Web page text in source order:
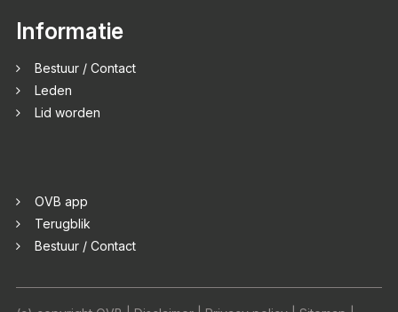
Informatie
Bestuur / Contact
Leden
Lid worden
OVB app
Terugblik
Bestuur / Contact